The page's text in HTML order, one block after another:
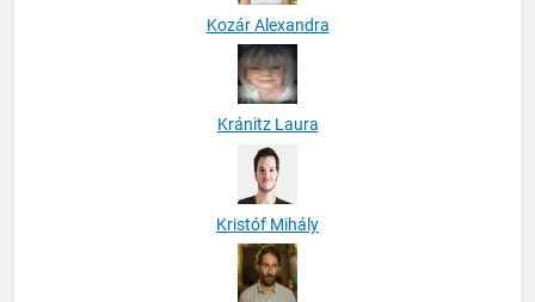
Kozár Alexandra
Kránitz Laura
Kristóf Mihály